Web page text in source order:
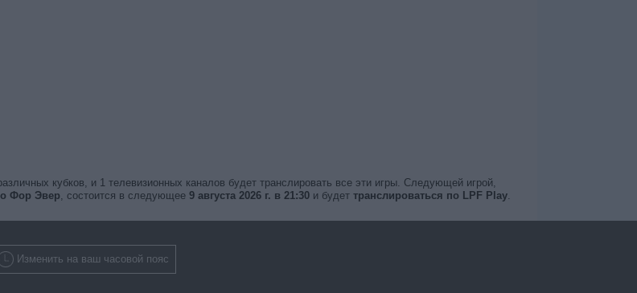
кубков, и 1 телевизионных каналов будет транслировать все эти игры. Следующей игрой,
Фор Эвер, состоится в следующее 9 августа 2026 г. в 21:30и будет транслироваться по LPF Play.
Изменить на ваш часовой пояс